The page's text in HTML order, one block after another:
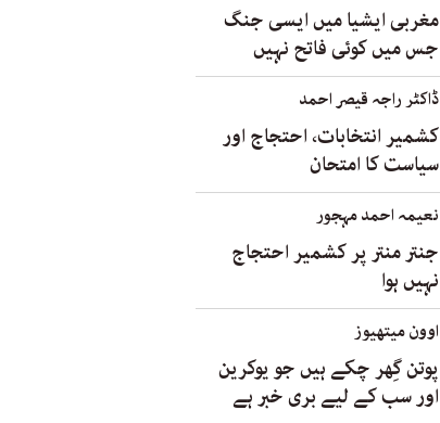
مغربی ایشیا میں ایسی جنگ
جس میں کوئی فاتح نہیں
ڈاکٹر راجہ قیصر احمد
کشمیر انتخابات، احتجاج اور
سیاست کا امتحان
نعیمہ احمد مہجور
جنتر منتر پر کشمیر احتجاج
نہیں ہوا
اوون میتھیوز
پوتن گِھر چکے ہیں جو یوکرین
اور سب کے لیے بری خبر ہے